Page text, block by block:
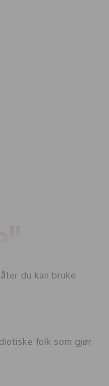
du kan bruke
folk som gjør